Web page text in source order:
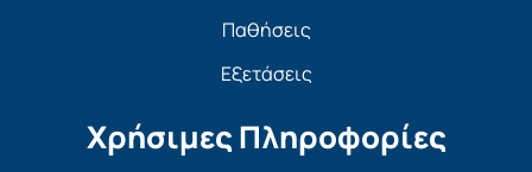
Παθήσεις
Εξετάσεις
Χρήσιμες Πληροφορίες